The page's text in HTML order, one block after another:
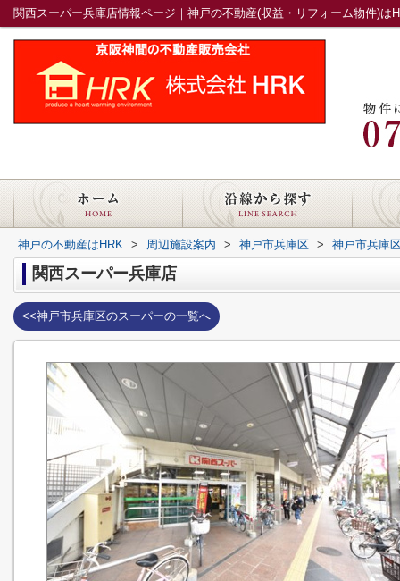
関西スーパー兵庫店情報ページ｜神戸の不動産(収益・リフォーム物件)は
神戸の不動産はHRK > 周辺施設案内 > 神戸市兵庫区 > 神戸市兵庫
関西スーパー兵庫店
<<神戸市兵庫区のスーパーの一覧へ